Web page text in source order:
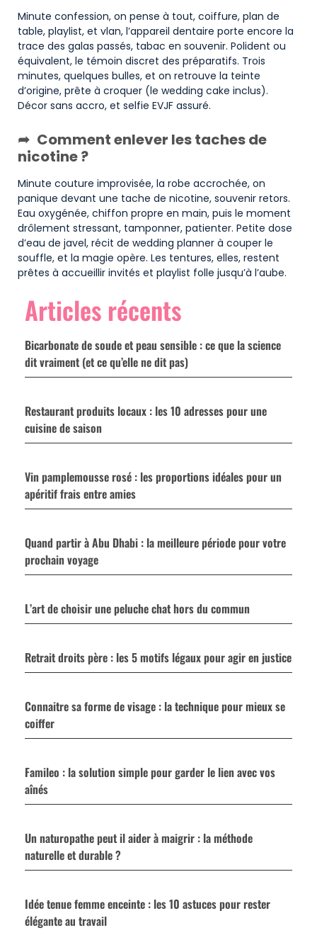
Minute confession, on pense à tout, coiffure, plan de
table, playlist, et vlan, l’appareil dentaire porte encore la
trace des galas passés, tabac en souvenir. Polident ou
équivalent, le témoin discret des préparatifs. Trois
minutes, quelques bulles, et on retrouve la teinte
d’origine, prête à croquer (le wedding cake inclus).
Décor sans accro, et selfie EVJF assuré.
Comment enlever les taches de
nicotine ?
Minute couture improvisée, la robe accrochée, on
panique devant une tache de nicotine, souvenir retors.
Eau oxygénée, chiffon propre en main, puis le moment
drôlement stressant, tamponner, patienter. Petite dose
d’eau de javel, récit de wedding planner à couper le
souffle, et la magie opère. Les tentures, elles, restent
prêtes à accueillir invités et playlist folle jusqu’à l’aube.
Articles récents
Bicarbonate de soude et peau sensible : ce que la science
dit vraiment (et ce qu’elle ne dit pas)
Restaurant produits locaux : les 10 adresses pour une
cuisine de saison
Vin pamplemousse rosé : les proportions idéales pour un
apéritif frais entre amies
Quand partir à Abu Dhabi : la meilleure période pour votre
prochain voyage
L’art de choisir une peluche chat hors du commun
Retrait droits père : les 5 motifs légaux pour agir en justice
Connaitre sa forme de visage : la technique pour mieux se
coiffer
Famileo : la solution simple pour garder le lien avec vos
aînés
Un naturopathe peut il aider à maigrir : la méthode
naturelle et durable ?
Idée tenue femme enceinte : les 10 astuces pour rester
élégante au travail